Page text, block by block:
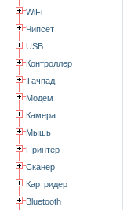
WiFi
Чипсет
USB
Контроллер
Тачпад
Модем
Камера
Мышь
Принтер
Сканер
Картридер
Bluetooth